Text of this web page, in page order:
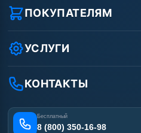
Реквизиты ООО «Шоп
Защита данных клиента
Условия соглашения
Вакансии
Статьи
ПОКУПАТЕЛЯМ
Как заказать?
Оплата
Доставка
Лизинг
Получить скидку
УСЛУГИ
Услуги
Аренда АВД
Ремонт АВД
Сертификаты
Наши работы
КОНТАКТЫ
Бесплатный
8 (800) 350-16-98